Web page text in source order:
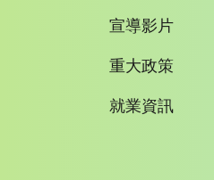
宣導影片
重大政策
就業資訊